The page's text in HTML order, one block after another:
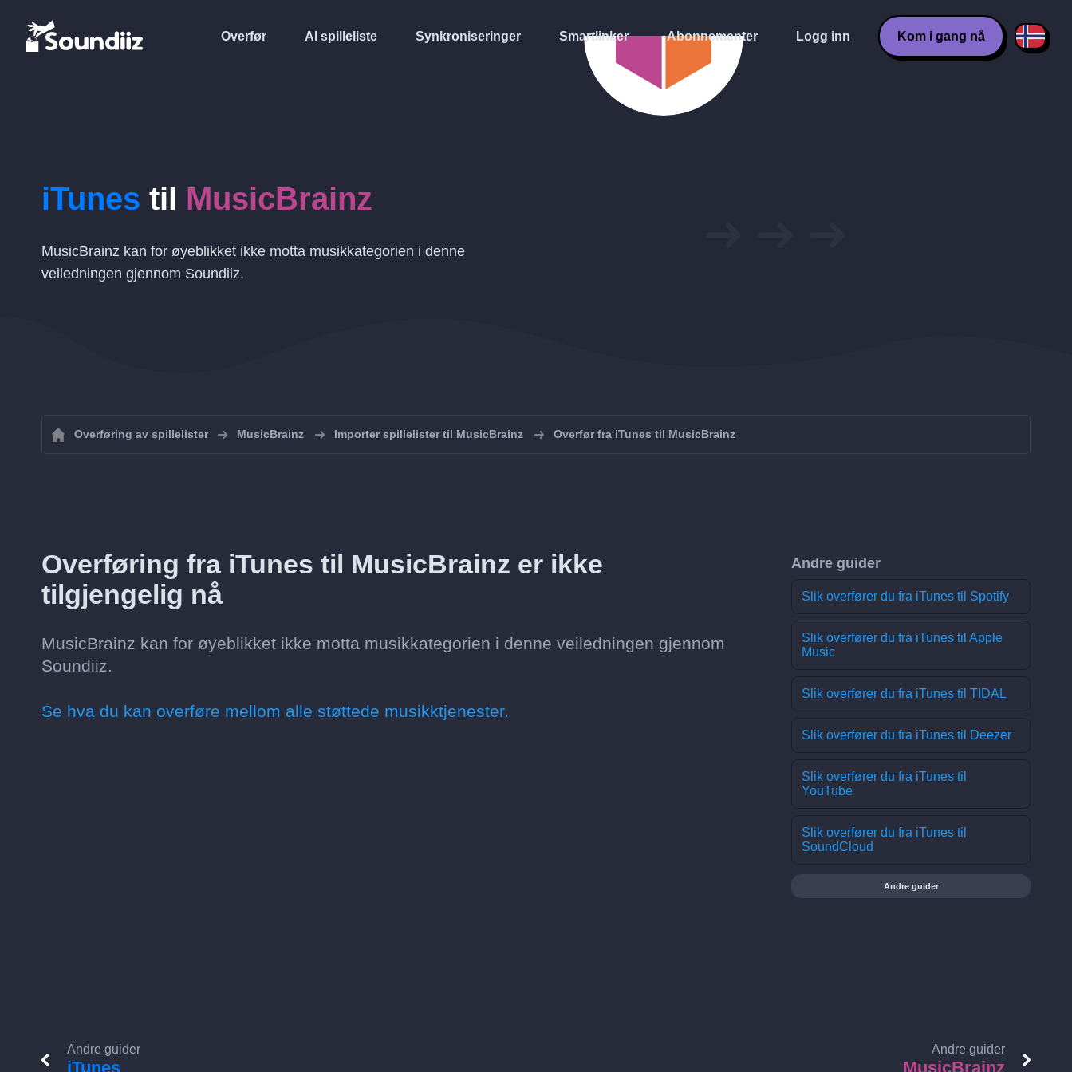
Overfør AI spilleliste Synkroniseringer Smartlinker Abonnementer Logg inn Kom i gang nå
iTunes til MusicBrainz
MusicBrainz kan for øyeblikket ikke motta musikkategorien i denne
veiledningen gjennom Soundiiz.
Overføring av spillelister MusicBrainz Importer spillelister til MusicBrainz Overfør fra iTunes til MusicBrainz
Overføring fra iTunes til MusicBrainz er ikke
tilgjengelig nå
MusicBrainz kan for øyeblikket ikke motta musikkategorien i denne veiledningen gjennom
Soundiiz.
Se hva du kan overføre mellom alle støttede musikktjenester.
Andre guider
Slik overfører du fra iTunes til Spotify
Slik overfører du fra iTunes til Apple
Music
Slik overfører du fra iTunes til TIDAL
Slik overfører du fra iTunes til Deezer
Slik overfører du fra iTunes til
YouTube
Slik overfører du fra iTunes til
SoundCloud
Andre guider
Andre guider
iTunes
Andre guider
MusicBrainz